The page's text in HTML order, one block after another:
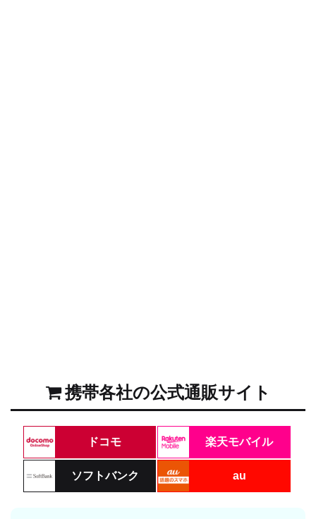
携帯各社の公式通販サイト
ドコモ 楽天モバイル
ソフトバンク au